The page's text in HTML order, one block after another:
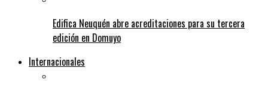
Edifica Neuquén abre acreditaciones para su tercera
edición en Domuyo
Internacionales